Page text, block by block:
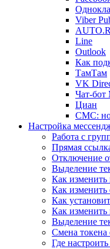
Viber
Line
Outlook
Как
ТамТам
VK
Чат-
Циан
СМС:
Настройка
Работа с
Прямая
Отключение
Выделение
Как изменить
Как изменить
Как
Как
Выделение
Смена токена
Где